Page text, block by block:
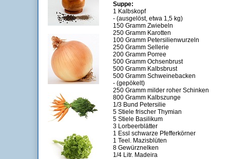
Suppe:
1 Kalbskopf
- (ausgelöst, etwa 1,5 kg)
150 Gramm Zwiebeln
250 Gramm Karotten
100 Gramm Petersilienwurzeln
250 Gramm Sellerie
200 Gramm Porree
500 Gramm Ochsenbrust
500 Gramm Kalbsbrust
500 Gramm Schweinebacken
- (gepökelt)
250 Gramm milder roher Schinken
800 Gramm Kalbszunge
1/3 Bund Petersilie
5 Stiele frischer Thymian
5 Stiele Basilikum
3 Lorbeerblätter
1 Essl schwarze Pfefferkörner
1 Teel. Mazisblüten
8 Gewürznelken
1/4 Litr. Madeira